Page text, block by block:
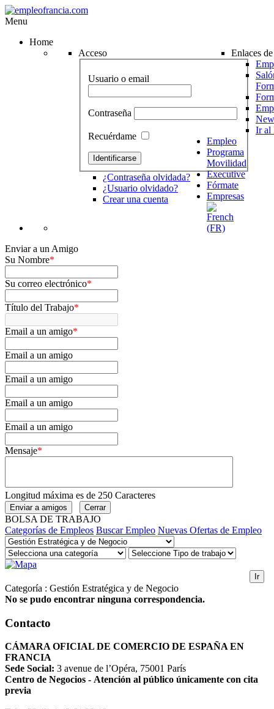
Menu
Home
Acceso
Usuario o email
Contraseña
Recuérdame
¿Contraseña olvidada?
¿Usuario olvidado?
Crear una cuenta
Enlaces
Ir al
Empleo
Programa
Movilidad
Executive
Fórmate
Empresas
Enviar a un Amigo
Su Nombre*
Su correo electrónico*
Título del Trabajo*
Email a un amigo*
Email a un amigo
Email a un amigo
Email a un amigo
Email a un amigo
Mensaje*
Longitud máxima es de 250 Caracteres
BOLSA DE TRABAJO
Categorías de Empleos Buscar Empleo Nuevas Ofertas de Empleo
Ir
Categoría : Gestión Estratégica y de Negocio
No se pudo encontrar ninguna correspondencia.
Contacto
CÁMARA OFICIAL DE COMERCIO DE ESPAÑA EN
FRANCIA
Sede Social: 3 avenue de l’Opéra, 75001 París
Centro de Negocios - Atención al público únicamente con cita
previa